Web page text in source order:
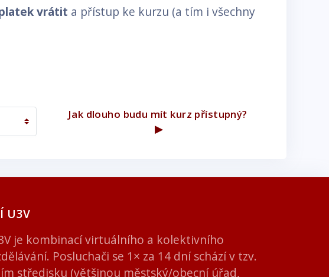
vrátit a přístup ke kurzu (a tím i všechny
Jak dlouho budu mít kurz přístupný?
▶︎
U3V
je kombinací virtuálního a kolektivního
Posluchači se 1× za 14 dní schází v tzv.
středisku (většinou městský/obecní úřad,